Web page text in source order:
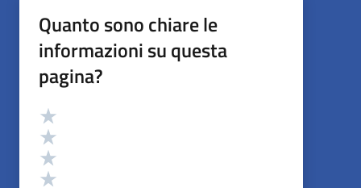
Quanto sono chiare le
informazioni su questa
pagina?
Valutazione